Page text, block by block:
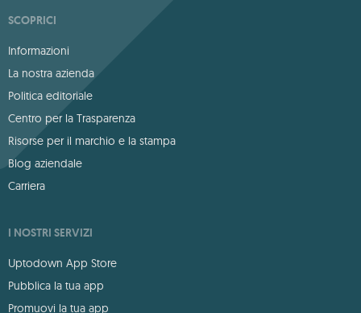
SCOPRICI
Informazioni
La nostra azienda
Politica editoriale
Centro per la Trasparenza
Risorse per il marchio e la stampa
Blog aziendale
Carriera
I NOSTRI SERVIZI
Uptodown App Store
Pubblica la tua app
Promuovi la tua app